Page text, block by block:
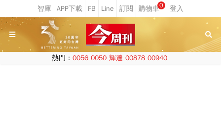
0
熱門： 0056 0050 輝達 00878 00940